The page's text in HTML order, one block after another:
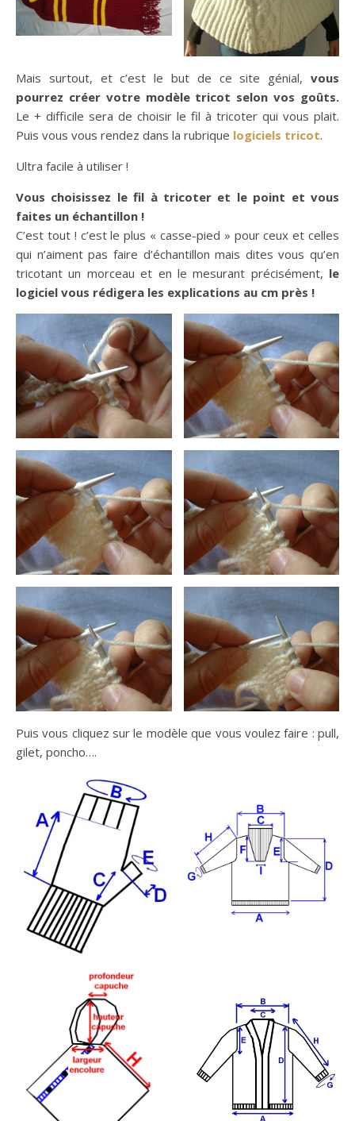
Mais surtout, et c’est le but de ce site génial, vous
pourrez créer votre modèle tricot selon vos goûts.
Le + difficile sera de choisir le fil à tricoter qui vous plait.
Puis vous vous rendez dans la rubrique logiciels tricot.
Ultra facile à utiliser !
Vous choisissez le fil à tricoter et le point et vous
faites un échantillon !
C’est tout ! c’est le plus « casse-pied » pour ceux et celles
qui n’aiment pas faire d’échantillon mais dites vous qu’en
tricotant un morceau et en le mesurant précisément, le
logiciel vous rédigera les explications au cm près !
Puis vous cliquez sur le modèle que vous voulez faire : pull,
gilet, poncho….